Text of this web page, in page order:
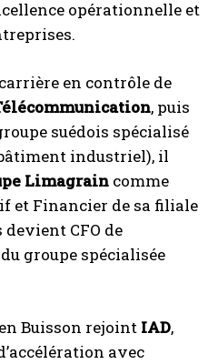
opérationnelle et
en contrôle de
, puis
suédois spécialisé
industriel), il
Limagrain comme
et Financier de sa filiale
devient CFO de
groupe spécialisée
Buisson rejoint IAD,
avec